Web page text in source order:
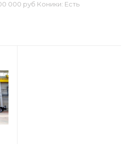
000 руб Коники: Есть